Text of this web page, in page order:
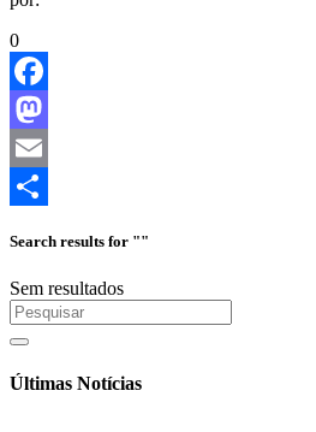
0
Facebook
Mastodon
Email
Search results for ""
Sem resultados
Últimas Notícias